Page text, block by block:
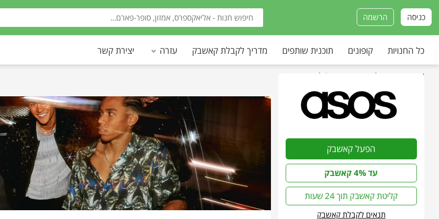
הרשמה כניסה
כל החנויות קופונים תוכנית שותפים מדריך לקבלת קאשבק עזרה יצירת קשר
עמוד הבית כל החנויות Asos | אסוס
הפעל קאשבק
עד 4% קאשבק
קליטת קאשבק תוך 24 שעות
תנאים לקבלת קאשבק